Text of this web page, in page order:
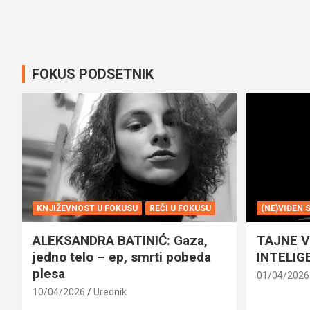
FOKUS PODSETNIK
KNJIŽEVNOST U FOKUSU REČI U FOKUSU
ALEKSANDRA BATINIĆ: Gaza,
jedno telo – ep, smrti pobeda
plesa
10/04/2026 Urednik
(NE)VIĐEN
TAJNE
01/04/2026